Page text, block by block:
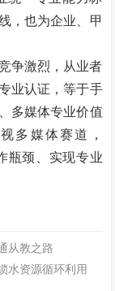
，也为企业、甲
争激烈，从业者
业认证，等于手
多媒体专业价值
多媒体赛道，
瓶颈、实现专业
从教之路
水资源循环利用